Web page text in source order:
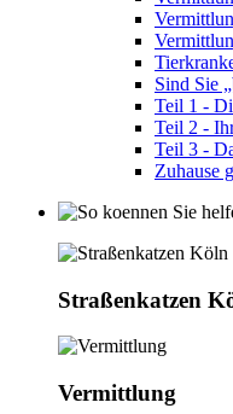
Sind Sie
Teil 1 -
Teil 2 -
Teil 3 -
Zuhause
Straßenkatzen
Vermittlung